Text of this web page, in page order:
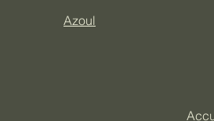
Azoul